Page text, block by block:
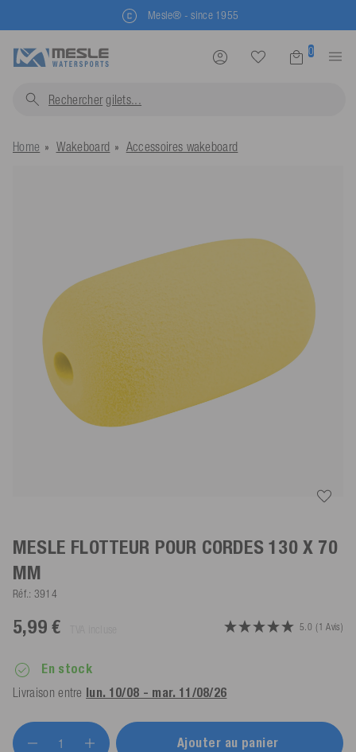
Mesle® - since 1955
0
Rechercher gilets...
Home Wakeboard Accessoires wakeboard
MESLE FLOTTEUR POUR CORDES 130 X 70
MM
Réf.: 3914
5,99 € 5.0 (1 Avis)
En stock
Livraison entre lun. 10/08 - mar. 11/08/26
Ajouter au panier